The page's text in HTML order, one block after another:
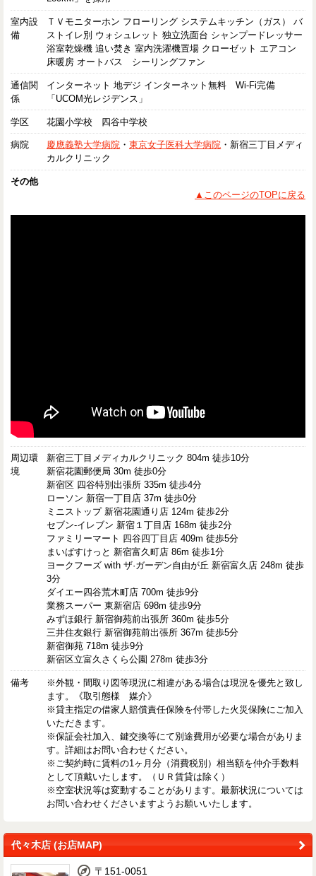
室内設
備
ＴＶモニターホン フローリング システムキッチン（ガス） バ
ストイレ別 ウォシュレット 独立洗面台 シャンプードレッサー
浴室乾燥機 追い焚き 室内洗濯機置場 クローゼット エアコン
床暖房 オートバス シーリングファン
通信関
係
インターネット 地デジ インターネット無料 Wi-Fi完備
「UCOM光レジデンス」
学区 花園小学校 四谷中学校
病院 慶應義塾大学病院 ・東京女子医科大学病院 ・新宿三丁目メディ
カルクリニック
その他
▲このページのTOPに戻る
周辺環
境
新宿三丁目メディカルクリニック 804m 徒歩10分
新宿花園郵便局 30m 徒歩0分
新宿区 四谷特別出張所 335m 徒歩4分
ローソン 新宿一丁目店 37m 徒歩0分
ミニストップ 新宿花園通り店 124m 徒歩2分
セブン-イレブン 新宿１丁目店 168m 徒歩2分
ファミリーマート 四谷四丁目店 409m 徒歩5分
まいばすけっと 新宿富久町店 86m 徒歩1分
ヨークフーズ with ザ·ガーデン自由が丘 新宿富久店 248m 徒歩
3分
ダイエー四谷荒木町店 700m 徒歩9分
業務スーパー 東新宿店 698m 徒歩9分
みずほ銀行 新宿御苑前出張所 360m 徒歩5分
三井住友銀行 新宿御苑前出張所 367m 徒歩5分
新宿御苑 718m 徒歩9分
新宿区立富久さくら公園 278m 徒歩3分
備考
※外観・間取り図等現況に相違がある場合は現況を優先と致し
ます。《取引態様 媒介》
※貸主指定の借家人賠償責任保険を付帯した火災保険にご加入
いただきます。
※保証会社加入、鍵交換等にて別途費用が必要な場合がありま
す。詳細はお問い合わせください。
※ご契約時に賃料の1ヶ月分（消費税別）相当額を仲介手数料
として頂戴いたします。（ＵＲ賃貸は除く）
※空室状況等は変動することがあります。最新状況については
お問い合わせくださいますようお願いいたします。
代々木店 (お店MAP)
〒151-0051